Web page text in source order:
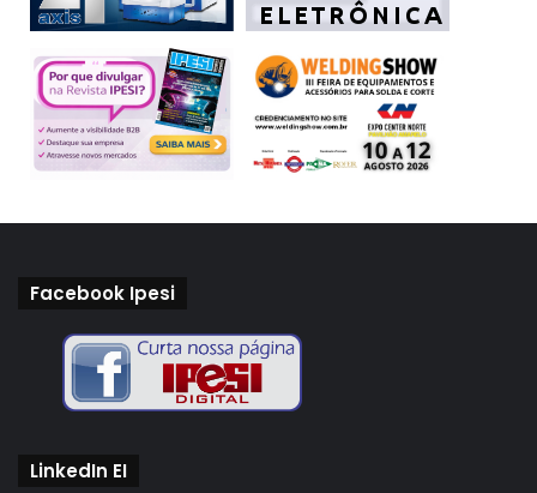
Facebook Ipesi
LinkedIn EI